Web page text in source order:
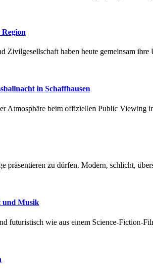
Zivilgesellschaft haben heute gemeinsam
in Schaffhausen
Atmosphäre beim offiziellen Public Viewing
präsentieren zu dürfen. Modern, schlicht,
und Musik
futuristisch wie aus einem Science-Fiction-